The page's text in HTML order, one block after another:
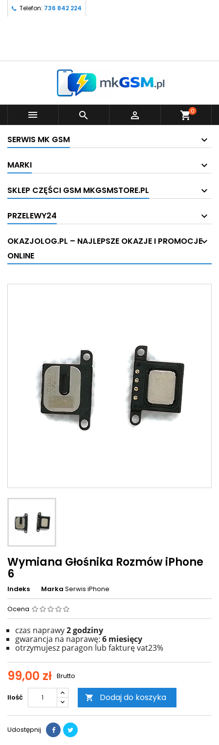
Telefon: 736 842 224
   shopping_cart0
SERWIS MK GSM
MARKI
SKLEP CZĘŚCI GSM MKGSMSTORE.PL
PRZELEWY24
OKAZJOLOG.PL – NAJLEPSZE OKAZJE I PROMOCJE
ONLINE
Wymiana Głośnika Rozmów iPhone
6
Indeks Marka Serwis iPhone
Ocena
czas naprawy2godziny
gwarancja na naprawę: 6 miesięcy
otrzymujesz paragon lub fakturę vat23%
99,00 zł Brutto
Ilość  Dodaj do koszyka
Udostępnij